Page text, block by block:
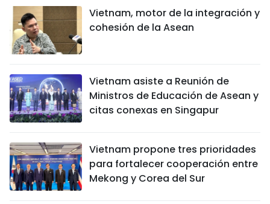
Vietnam, motor de la integración y
cohesión de la Asean
Vietnam asiste a Reunión de
Ministros de Educación de Asean y
citas conexas en Singapur
Vietnam propone tres prioridades
para fortalecer cooperación entre
Mekong y Corea del Sur